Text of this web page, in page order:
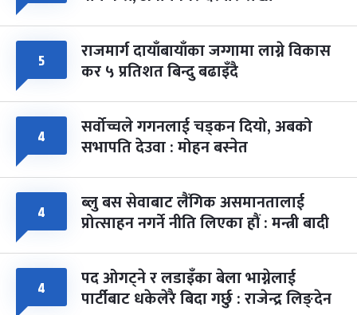
५ राजमार्ग दायाँबायाँका जग्गामा लाग्ने विकास
कर ५ प्रतिशत बिन्दु बढाइँदै
४ सर्वोच्चले गगनलाई चड्कन दियो, अबको
सभापति देउवा : मोहन बस्नेत
४ ब्लु बस सेवाबाट लैंगिक असमानतालाई
प्रोत्साहन नगर्ने नीति लिएका हौं : मन्त्री बादी
४ पद ओगट्ने र लडाइँका बेला भाग्नेलाई
पार्टीबाट धकेलेरै बिदा गर्छु : राजेन्द्र लिङ्देन